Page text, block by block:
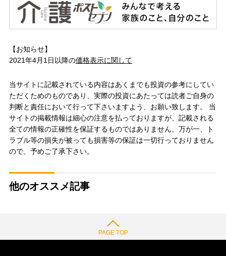
【お知らせ】
2021年4月1日以降の価格表示に関して
当サイトに記載されている内容はあくまでも投資の参考にしてい
ただくためのものであり、実際の投資にあたっては読者ご自身の
判断と責任において行って下さいますよう、お願い致します。 当
サイトの掲載情報は細心の注意を払っておりますが、記載される
全ての情報の正確性を保証するものではありません。万が一、ト
ラブル等の損失が被っても損害等の保証は一切行っておりません
ので、予めご了承下さい。
他のオススメ記事
PAGE TOP